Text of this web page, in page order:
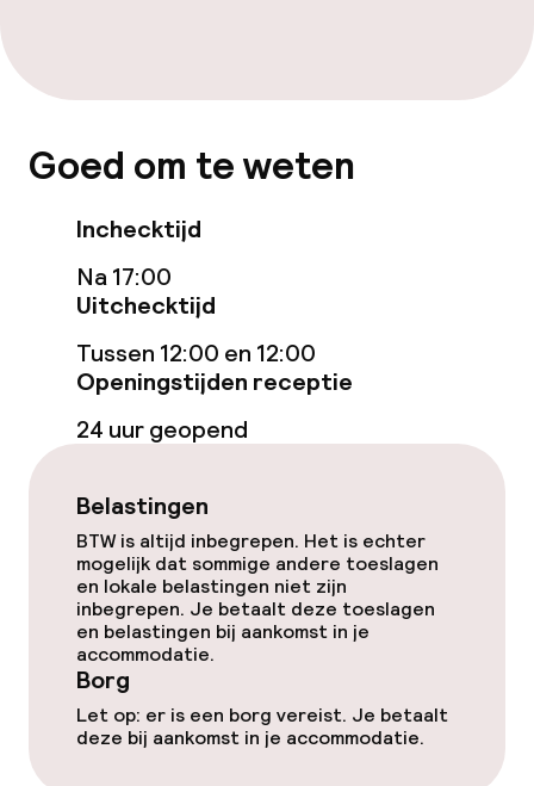
Eet- en drinkgelegenheden
Restaurant
Schoonmaakvoorzieningen
Wasservice
Zakelijke faciliteiten
Vergaderruimte
Beleid
Borg bij aankomst
Overal rookvrij
Goed om te weten
Inchecktijd
Na 17:00
Uitchecktijd
Tussen 12:00 en 12:00
Openingstijden receptie
24 uur geopend
Belastingen
BTW is altijd inbegrepen. Het is echter
mogelijk dat sommige andere toeslagen
en lokale belastingen niet zijn
inbegrepen. Je betaalt deze toeslagen
en belastingen bij aankomst in je
accommodatie.
Borg
Let op: er is een borg vereist. Je betaalt
deze bij aankomst in je accommodatie.